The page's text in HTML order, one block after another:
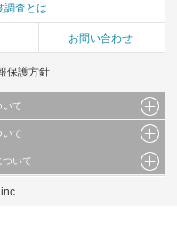
調査とは
お問い合わせ
保護方針
いて
スト、画像データ等）及びこれらの配
どの二次利用を行うことは固く禁じて
いて
用者が提出された見解・感想です。
上でご覧ください。
ついて
せたコンテンツや広告の表示、ソー